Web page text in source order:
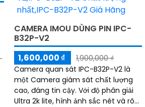
CAMERA IMOU DÙNG PIN IPC-
B32P-V2
1,600,000 ₫
1,900,000 ₫
Camera quan sát IPC-B32P-V2 là
một Camera giám sát chất lượng
cao, đáng tin cậy. Với độ phân giải
Ultra 2k lite, hình ảnh sắc nét và rõ